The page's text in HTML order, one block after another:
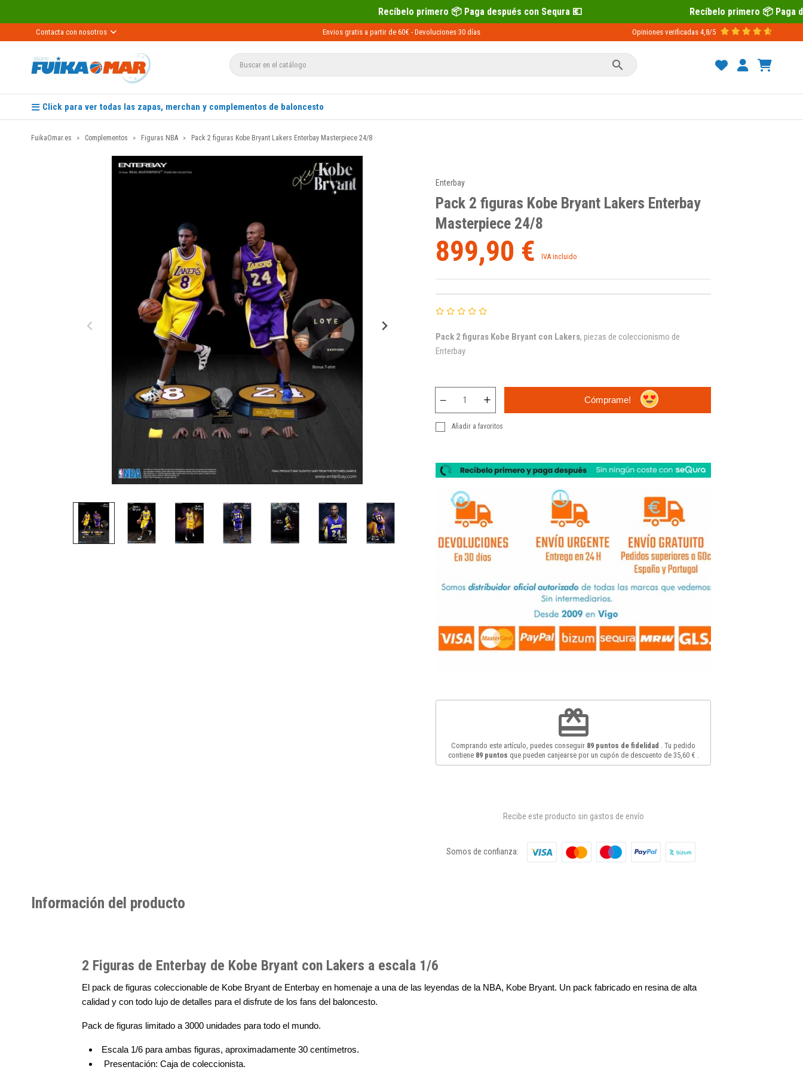
Recíbelo primero 📦 Paga después con Sequra 💶 Recíbelo primero 📦 Paga después con
Contacta con nosotros Envios gratis a partir de 60€ - Devoluciones 30 días Opiniones verificadas 4,8/5

Click para ver todas las zapas, merchan y complementos de baloncesto
FuikaOmar.es Complementos Figuras NBA Pack 2 figuras Kobe Bryant Lakers Enterbay Masterpiece 24/8
Enterbay
Pack 2 figuras Kobe Bryant Lakers Enterbay
Masterpiece 24/8
899,90 € IVA incluido
Pack 2 figuras Kobe Bryant con Lakers, piezas de coleccionismo de
Enterbay
Cómprame!
Añadir a favoritos
redeem
Comprando este artículo, puedes conseguir 89 puntos de fidelidad . Tu pedido
contiene 89puntos que pueden canjearse por un cupón de descuento de 35,60 €
Recibe este producto sin gastos de envío
Somos de confianza:
Información del producto
2 Figuras de Enterbay de Kobe Bryant con Lakers a escala 1/6
El pack de figuras coleccionable de Kobe Bryant de Enterbay en homenaje a una de las leyendas de la NBA, Kobe Bryant. Un pack fabricado en resina de alta
calidad y con todo lujo de detalles para el disfrute de los fans del baloncesto.
Pack de figuras limitado a 3000 unidades para todo el mundo.
Escala 1/6 para ambas figuras, aproximadamente 30 centímetros.
Presentación: Caja de coleccionista.